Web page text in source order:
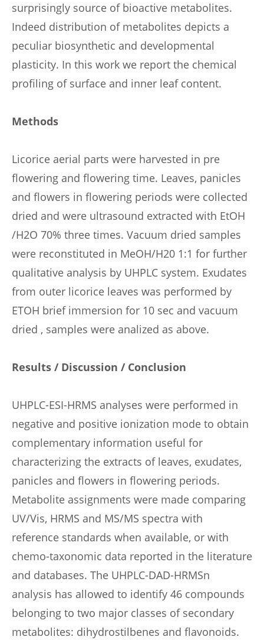
surprisingly source of bioactive metabolites.
Indeed distribution of metabolites depicts a
peculiar biosynthetic and developmental
plasticity. In this work we report the chemical
profiling of surface and inner leaf content.
Methods
Licorice aerial parts were harvested in pre
flowering and flowering time. Leaves, panicles
and flowers in flowering periods were collected
dried and were ultrasound extracted with EtOH
/H2O 70% three times. Vacuum dried samples
were reconstituted in MeOH/H20 1:1 for further
qualitative analysis by UHPLC system. Exudates
from outer licorice leaves was performed by
ETOH brief immersion for 10 sec and vacuum
dried , samples were analized as above.
Results / Discussion / Conclusion
UHPLC-ESI-HRMS analyses were performed in
negative and positive ionization mode to obtain
complementary information useful for
characterizing the extracts of leaves, exudates,
panicles and flowers in flowering periods.
Metabolite assignments were made comparing
UV/Vis, HRMS and MS/MS spectra with
reference standards when available, or with
chemo-taxonomic data reported in the literature
and databases. The UHPLC-DAD-HRMSn
analysis has allowed to identify 46 compounds
belonging to two major classes of secondary
metabolites: dihydrostilbenes and flavonoids.